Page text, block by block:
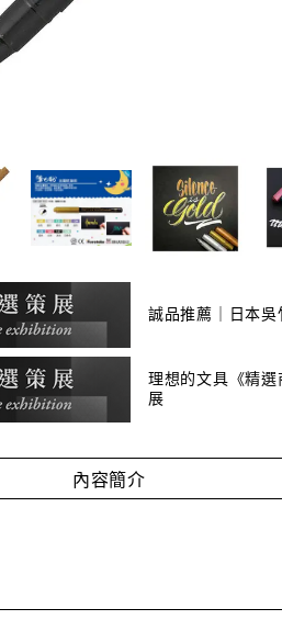
誠品推薦｜日本
理想的文具《精
展
內容簡介